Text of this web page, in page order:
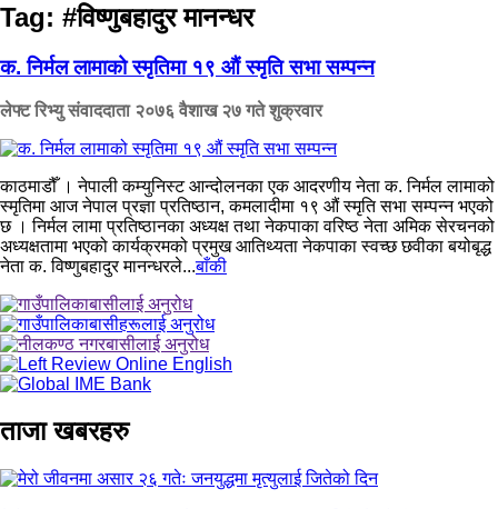
Tag: #विष्णुबहादुर मानन्धर
क. निर्मल लामाको स्मृतिमा १९ औं स्मृति सभा सम्पन्न
लेफ्ट रिभ्यु संवाददाता २०७६ वैशाख २७ गते शुक्रवार
काठमाडौँ । नेपाली कम्युनिस्ट आन्दोलनका एक आदरणीय नेता क. निर्मल लामाको
स्मृतिमा आज नेपाल प्रज्ञा प्रतिष्ठान, कमलादीमा १९ औं स्मृति सभा सम्पन्न भएको
छ । निर्मल लामा प्रतिष्ठानका अध्यक्ष तथा नेकपाका वरिष्ठ नेता अमिक सेरचनको
अध्यक्षतामा भएको कार्यक्रमको प्रमुख आतिथ्यता नेकपाका स्वच्छ छवीका बयोबृद्ध
नेता क. विष्णुबहादुर मानन्धरले...बाँकी
ताजा खबरहरु